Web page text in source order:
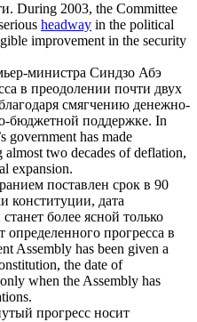
During 2003, the Committee
headway in the political
improvement in the security
министра Синдзо Абэ
в преодолении почти двух
смягчению денежно-
бюджетной поддержке. In
government has made
almost two decades of deflation,
expansion.
поставлен срок в 90
конституции, дата
более ясной только
определенного прогресса в
Assembly has been given a
the date of
when the Assembly has
прогресс носит